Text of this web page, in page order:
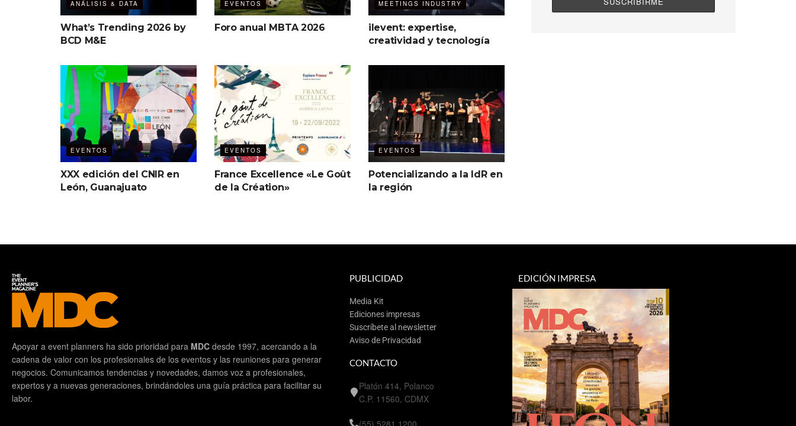
ANÁLISIS & DATA
What’s Trending 2026 by
BCD M&E
EVENTOS
Foro anual MBTA 2026
MEETINGS INDUSTRY
ilevent: expertise,
creatividad y tecnología
EVENTOS
XXX edición del CNIR en
León, Guanajuato
EVENTOS
France Excellence «Le Goût
de la Création»
EVENTOS
Potencializando a la IdR en
la región
Apoyar a event planners ha sido prioridad para MDC desde 1997, acercando a la
cadena de valor con los profesionales de los eventos y las reuniones para generar
negocios. Comunicamos tendencias y novedades, damos voz a profesionales,
expertos y a nuevas generaciones, brindándoles una guía práctica para facilitar su
labor.
PUBLICIDAD
Media Kit
Ediciones impresas
Suscríbete al newsletter
Aviso de Privacidad
CONTACTO
Platón 414, Polanco
C.P. 11560, CDMX
EDICIÓN IMPRESA